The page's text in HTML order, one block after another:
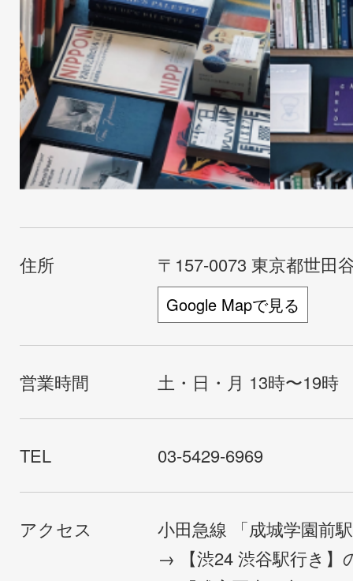
住所 〒157-0073 東京都世田
Google Mapで見る
営業時間 土・日・月 13時〜19時
TEL 03-5429-6969
アクセス
小田急線 「成城学園前
→ 【渋24 渋谷駅行き】